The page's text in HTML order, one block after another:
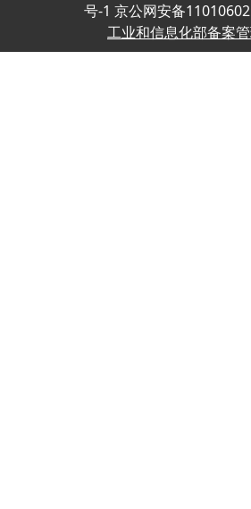
号-1 京公网安备
工业和信息化部备案